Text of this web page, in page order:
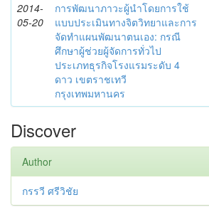
2014-
05-20
การพัฒนาภาวะผู้นำโดยการใช้
แบบประเมินทางจิตวิทยาและการ
จัดทำแผนพัฒนาตนเอง: กรณี
ศึกษาผู้ช่วยผู้จัดการทั่วไป
ประเภทธุรกิจโรงแรมระดับ 4
ดาว เขตราชเทวี
กรุงเทพมหานคร
Discover
Author
กรรวี ศรีวิชัย